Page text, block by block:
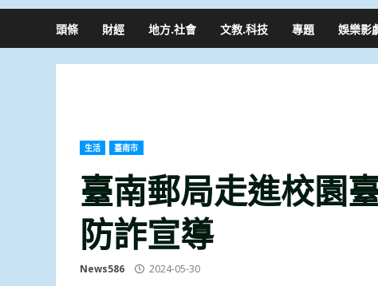
頭條 財經 地方.社會 文教.科技 專題 娛樂影
生活 臺南市
臺南郵局走進校園
防詐宣導
News586 2024-05-30